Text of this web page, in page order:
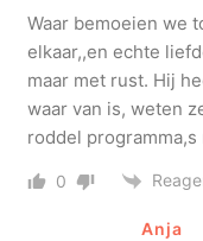
Waar bemoeien we
elkaar,,en echte
maar met rust. Hij
waar van is, weten
roddel
0
Anja